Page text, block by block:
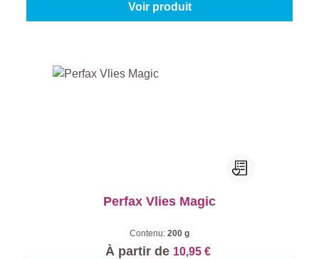
Voir produit
Perfax Vlies Magic
Contenu: 200 g
À partir de 10,95 €